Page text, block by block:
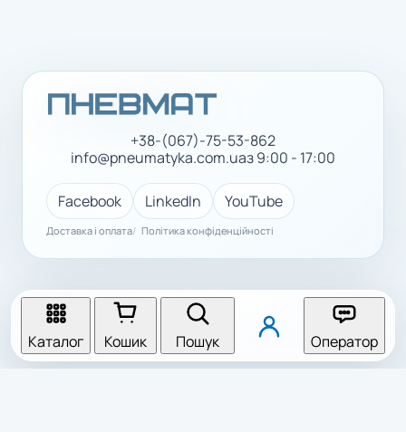
+38-(067)-75-53-862
info@pneumatyka.com.uaз 9:00 - 17:00
Facebook LinkedIn YouTube
Доставка і оплата Політика конфіденційності
Каталог Кошик Пошук Оператор